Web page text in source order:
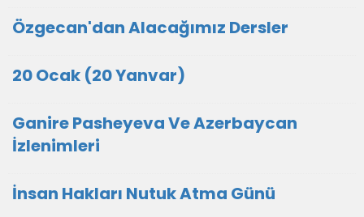
Özgecan'dan Alacağımız Dersler
20 Ocak (20 Yanvar)
Ganire Pasheyeva Ve Azerbaycan
İzlenimleri
İnsan Hakları Nutuk Atma Günü